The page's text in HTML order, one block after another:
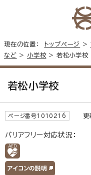
現在の位置： トップページ >
など > 小学校> 若松小学校
若松小学校
ページ番号1010216 更
バリアフリー対応状況：